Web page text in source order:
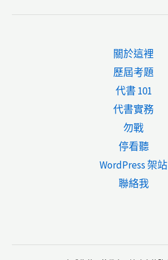
關於這裡
歷屆考題
代書 101
代書實務
勿戰
停看聽
WordPress 架站
聯絡我